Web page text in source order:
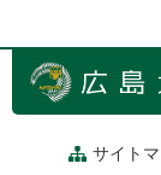
ン
サイト